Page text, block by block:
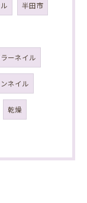
半田市
ーネイル
ネイル
乾燥